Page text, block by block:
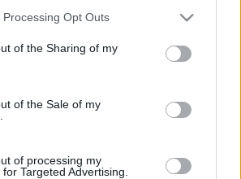
website/app uses one or more Google
or usage behaviour. You may click to
to Google and its third-party tags to
specified purposes in below Google
Opt Outs
of the Sharing of my
of the Sale of my
of processing my
Targeted Advertising.
ÁLLAMI TÁMOGATÁST
BÖLLÉRFESZTIVÁL,
ÉS V.NÉMETH ZSOLT IS
TARTHATOTT
egyesület kapta. A szervezet
közgyűlés fideszes alelnökének
KÖNYVKERESKEDŐK,